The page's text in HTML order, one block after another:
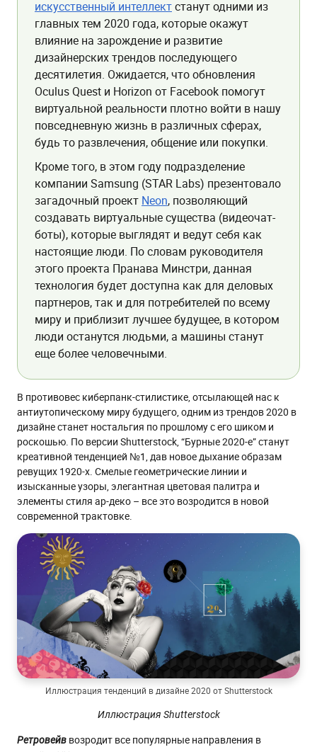
искусственный интеллектстанут одними из
главных тем 2020 года, которые окажут
влияние на зарождение и развитие
дизайнерских трендов последующего
десятилетия. Ожидается, что обновления
Oculus Quest и Horizon от Facebook помогут
виртуальной реальности плотно войти в нашу
повседневную жизнь в различных сферах,
будь то развлечения, общение или покупки.
Кроме того, в этом году подразделение
компании Samsung (STAR Labs) презентовало
загадочный проект Neon, позволяющий
создавать виртуальные существа (видеочат-
боты), которые выглядят и ведут себя как
настоящие люди. По словам руководителя
этого проекта Пранава Минстри, данная
технология будет доступна как для деловых
партнеров, так и для потребителей по всему
миру и приблизит лучшее будущее, в котором
люди останутся людьми, а машины станут
еще более человечными.
В противовес киберпанк-стилистике, отсылающей нас к
антиутопическому миру будущего, одним из трендов 2020 в
дизайне станет ностальгия по прошлому с его шиком и
роскошью. По версии Shutterstock, “Бурные 2020-е” станут
креативной тенденцией №1, дав новое дыхание образам
ревущих 1920-х. Смелые геометрические линии и
изысканные узоры, элегантная цветовая палитра и
элементы стиля ар-деко – все это возродится в новой
современной трактовке.
Иллюстрация тенденций в дизайне 2020 от Shutterstock
Иллюстрация Shutterstock
Ретровейв возродит все популярные направления в